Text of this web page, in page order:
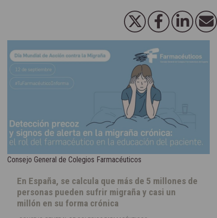
Consejo General de Colegios Farmacéuticos
En España, se calcula que más de 5 millones de
personas pueden sufrir migraña y casi un
millón en su forma crónica